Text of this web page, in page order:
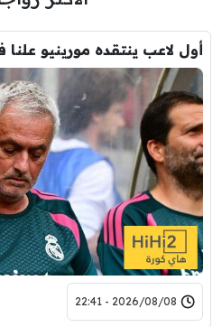
أول لاعب ينتقده مورينيو
2026/08/08 - 22:41